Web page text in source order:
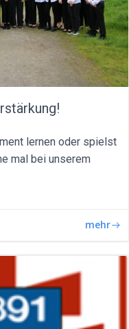
lernen oder spielst
mal bei unserem
mehr